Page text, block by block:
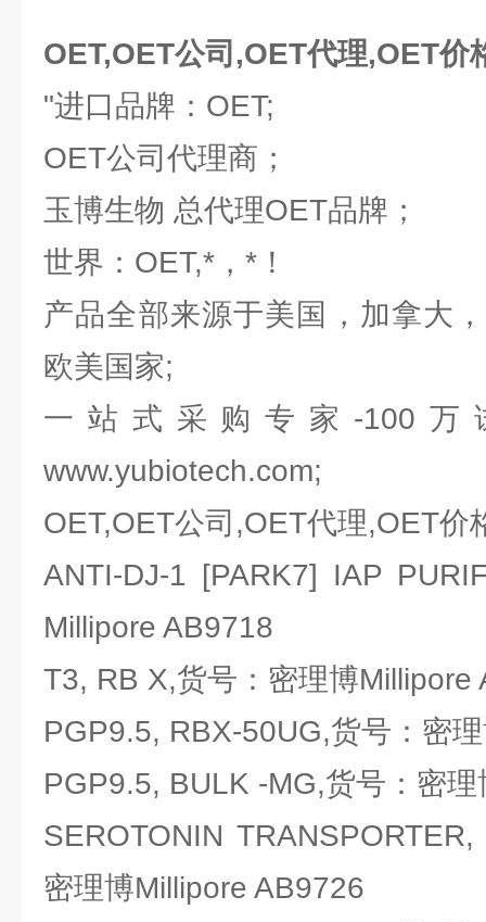
OET,OET公司,OET代理,OET价
"进口品牌：OET;
OET公司代理商；
玉博生物 总代理OET品牌；
世界：OET,*，*！
产品全部来源于美国，加拿大
欧美国家;
一站式采购专家-100万
www.yubiotech.com;
OET,OET公司,OET代理,OET价
ANTI-DJ-1 [PARK7] IAP
Millipore AB9718
T3, RB X,货号：密理博Millipore
PGP9.5, RBX-50UG,货号：密
PGP9.5, BULK -MG,货号：密
SEROTONIN
密理博Millipore AB9726